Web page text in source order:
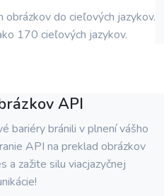
do cieľových jazykov.
170 cieľových jazykov.
API
bariéry bránili v plnení vášho
API na preklad obrázkov
a zažite silu viacjazyčnej